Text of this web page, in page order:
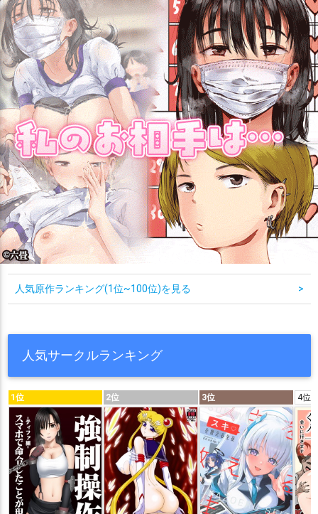
人気原作ランキング(1位~100位)を見る >
人気サークルランキング
1位 2位 3位 4位